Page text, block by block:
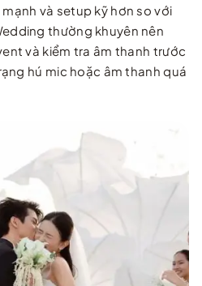
và setup kỹ hơn so với
thường khuyên nên
và kiểm tra âm thanh trước
hú mic hoặc âm thanh quá